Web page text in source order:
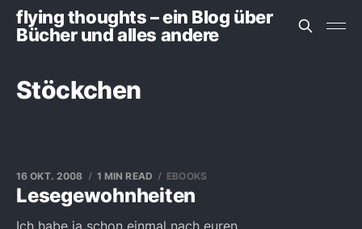
flying thoughts – ein Blog über
Bücher und alles andere
Stöckchen
Lesegewohnheiten
16 OKT. 2008 1 MIN READ EBOOKS
Ich habe ja schon einmal nach euren